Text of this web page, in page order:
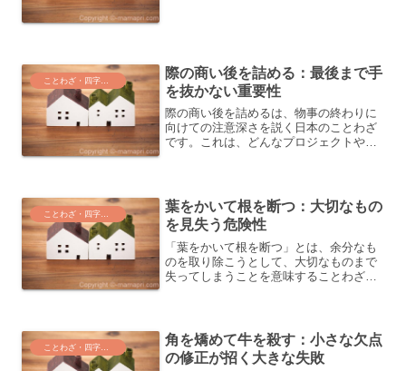
際の商い後を詰める：最後まで手
を抜かない重要性
際の商い後を詰めるは、物事の終わりに
向けての注意深さを説く日本のことわざ
です。これは、どんなプロジェクトや作
どのようにして全体の成果...
ことわざ・四字熟語・気づき
葉をかいて根を断つ：大切なもの
を見失う危険性
「葉をかいて根を断つ」とは、余分なも
のを取り除こうとして、大切なものまで
失ってしまうことを意味することわざで
深い教訓を、私たちはどの...
ことわざ・四字熟語・気づき
角を矯めて牛を殺す：小さな欠点
の修正が招く大きな失敗